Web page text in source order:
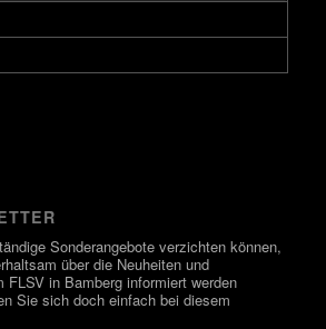
Sonderangebote verzichten können,
über die Neuheiten und
FLSV in Bamberg informiert werden
Sie sich doch einfach bei diesem